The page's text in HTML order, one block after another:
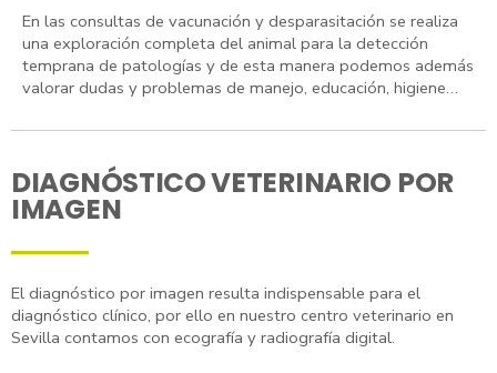
En las consultas de vacunación y desparasitación se realiza
una exploración completa del animal para la detección
temprana de patologías y de esta manera podemos además
valorar dudas y problemas de manejo, educación, higiene…
DIAGNÓSTICO VETERINARIO POR
IMAGEN
El diagnóstico por imagen resulta indispensable para el
diagnóstico clínico, por ello en nuestro centro veterinario en
Sevilla contamos con ecografía y radiografía digital.